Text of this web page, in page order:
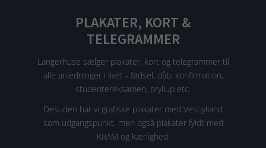
PLAKATER, KORT &
TELEGRAMMER
Langerhuse sælger plakater, kort og telegrammer til
alle anledninger i livet - fødsel, dåb, konfirmation,
studentereksamen, bryllup etc.
Desuden har vi grafiske plakater med Vestjylland
som udgangspunkt, men også plakater fyldt med
KRAM og kærlighed.